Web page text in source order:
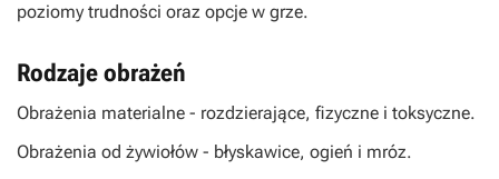
poziomy trudności oraz opcje w grze.
Rodzaje obrażeń
Obrażenia materialne - rozdzierające, fizyczne i toksyczne.
Obrażenia od żywiołów - błyskawice, ogień i mróz.